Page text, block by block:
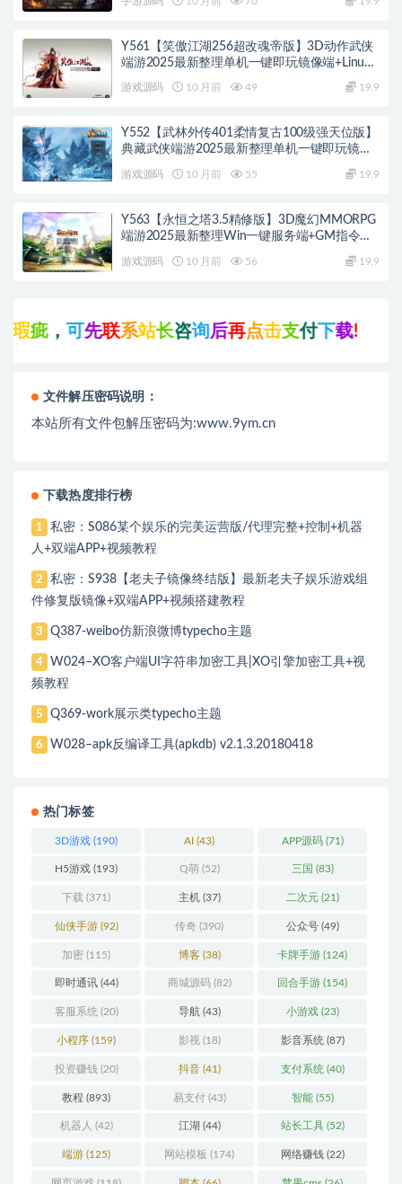
Y561【笑傲江湖256超改魂帝版】3D动作武侠
端游2025最新整理单机一键即玩镜像端+Linux
手工服务端+网页注册+GM工具+GM命令+PC客
户端+教程
游戏源码 10 月前 49 19.9
Y552【武林外传401柔情复古100级强天位版】
典藏武侠端游2025最新整理单机一键即玩镜像
端+Linux手工服务端+网页注册+GM工具+PC客
户端+详细搭建教程
游戏源码 10 月前 55 19.9
Y563【永恒之塔3.5精修版】3D魔幻MMORPG
端游2025最新整理Win一键服务端+GM指令
游戏源码 10 月前 56 19.9
可先联 系站长咨询后再点击支付下载!
文件解压密码说明：
本站所有文件包解压密码为:www.9ym.cn
下载热度排行榜
1
私密：S086某个娱乐的完美运营版/代理完整+控制+机器
人+双端APP+视频教程
2
私密：S938【老夫子镜像终结版】最新老夫子娱乐游戏组
件修复版镜像+双端APP+视频搭建教程
3 Q387-weibo仿新浪微博typecho主题
4
W024–XO客户端UI字符串加密工具|XO引擎加密工具+视
频教程
5 Q369-work展示类typecho主题
6 W028–apk反编译工具(apkdb) v2.1.3.20180418
热门标签
3D游戏 (190) AI (43) APP源码(71)
H5游戏 (193) Q萌 (52) 三国 (83)
下载 (371) 主机(37) 二次元(21)
仙侠手游(92) 传奇 (390) 公众号(49)
加密 (115) 博客(38) 卡牌手游 (124)
即时通讯(44) 商城源码(82) 回合手游 (154)
客服系统 (20) 导航(43) 小游戏(23)
小程序 (159) 影视(18) 影音系统 (87)
投资赚钱 (20) 抖音(41) 支付系统 (40)
教程 (893) 易支付(43) 智能(55)
机器人 (42) 江湖 (44) 站长工具(52)
端游 (125) 网站模板 (174) 网络赚钱(22)